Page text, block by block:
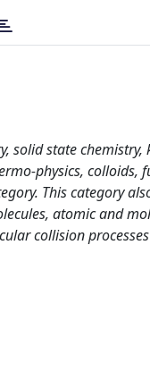
solid state chemistry,
physics, colloids,
This category
atomic and
collision